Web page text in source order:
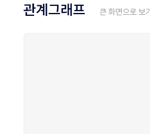
관계그래프 큰 화면으로 보기